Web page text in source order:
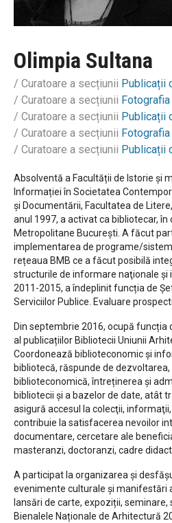
Olimpia Sultana
/ Curatoare a secțiunii Publicații
/ Curatoare a secțiunii
/ Curatoare a secțiunii Publicații
/ Curatoare a secțiunii
/ Curatoare a secțiunii Publicații
Absolventă a Facultății de Istorie și
Informației în Societatea
și Documentării, Facultatea de
anul 1997, a activat ca bibliotecar, în
Metropolitane București. A făcut
implementarea de programe/
rețeaua BMB ce a făcut posibilă
structurile de informare naţionale şi
2011-2015, a îndeplinit funcția de
Serviciilor Publice. Evaluare
Din septembrie 2016, ocupă
al publicațiilor Bibliotecii Uniunii
Coordonează biblioteconomic și
bibliotecă, răspunde de
biblioteconomică, întreținerea și
bibliotecii și a bazelor de date, atât
asigură accesul la colecţii,
contribuie la satisfacerea nevoilor
documentare, cercetare ale
masteranzi, doctoranzi, cadre
A participat la organizarea și
evenimente culturale și manifestări
lansări de carte, expoziții,
Bienalele Naționale de Arhitectură